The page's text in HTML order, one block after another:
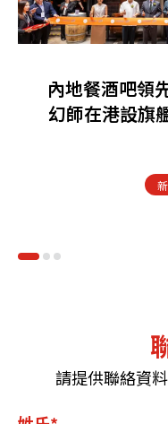
內地餐酒吧領
幻師在港設旗
請提供聯絡資